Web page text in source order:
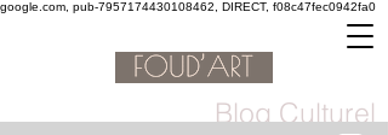
google.com, pub-7957174430108462, DIRECT, f08c47fec0942fa0
Blog Culturel